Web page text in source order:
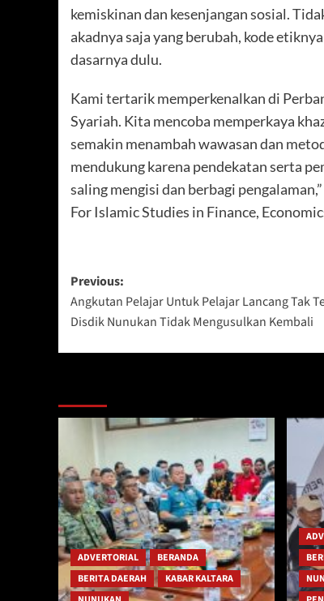
kemiskinan dan kesenjangan sosial.
akadnya saja yang berubah, kode
dasarnya dulu.
Kami tertarik memperkenalkan di
Syariah. Kita mencoba memperkaya
semakin menambah wawasan dan
mendukung karena pendekatan serta
saling mengisi dan berbagi
For Islamic Studies in Finance,
Post
navigation
Previous:
Angkutan Pelajar Untuk Pelajar Lancang Tak
Disdik Nunukan Tidak Mengusulkan Kembali
ADVERTORIAL
BERANDA
BERITA DAERAH
KABAR KALTARA